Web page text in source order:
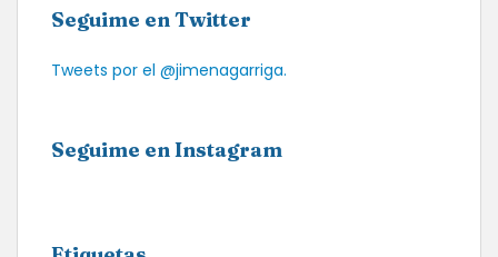
Seguime en Twitter
Tweets por el @jimenagarriga.
Seguime en Instagram